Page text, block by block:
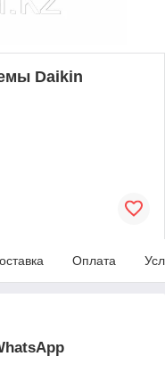
Daikin
Оплата